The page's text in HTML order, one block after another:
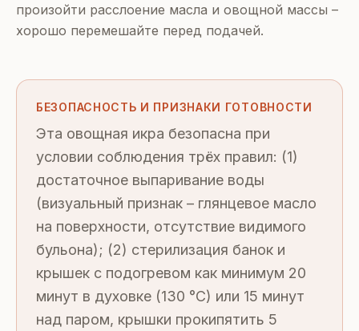
произойти расслоение масла и овощной массы –
хорошо перемешайте перед подачей.
БЕЗОПАСНОСТЬ И ПРИЗНАКИ ГОТОВНОСТИ
Эта овощная икра безопасна при
условии соблюдения трёх правил: (1)
достаточное выпаривание воды
(визуальный признак – глянцевое масло
на поверхности, отсутствие видимого
бульона); (2) стерилизация банок и
крышек с подогревом как минимум 20
минут в духовке (130 °C) или 15 минут
над паром, крышки прокипятить 5